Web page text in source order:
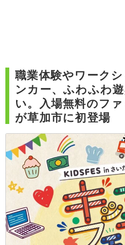
職業体験やワーク
ンカー、ふわふわ
い。入場無料のフ
が草加市に初登場